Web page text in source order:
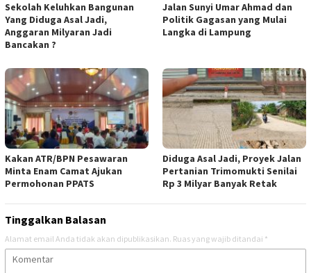
Sekolah Keluhkan Bangunan
Yang Diduga Asal Jadi,
Anggaran Milyaran Jadi
Bancakan ?
Jalan Sunyi Umar Ahmad dan
Politik Gagasan yang Mulai
Langka di Lampung
Kakan ATR/BPN Pesawaran
Minta Enam Camat Ajukan
Permohonan PPATS
Diduga Asal Jadi, Proyek Jalan
Pertanian Trimomukti Senilai
Rp 3 Milyar Banyak Retak
Tinggalkan Balasan
Alamat email Anda tidak akan dipublikasikan. Ruas yang wajib ditandai *